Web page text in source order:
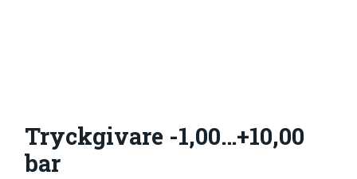
Tryckgivare -1,00…+10,00
bar